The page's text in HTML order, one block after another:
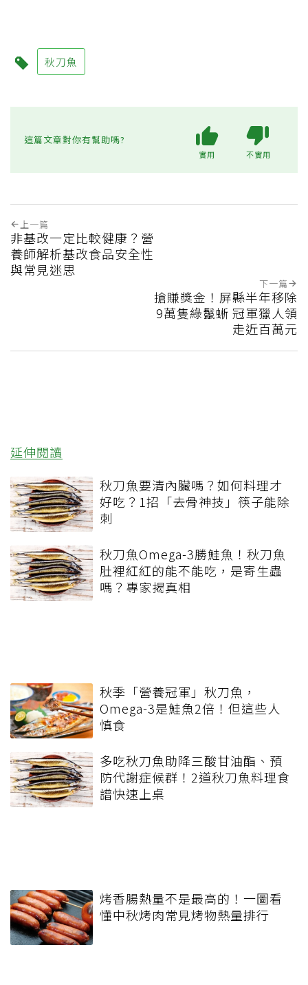
秋刀魚
這篇文章對你有幫助嗎?
實用 不實用
上一篇
非基改一定比較健康？營
養師解析基改食品安全性
與常見迷思
下一篇
搶賺獎金！屏縣半年移除
9萬隻綠鬣蜥 冠軍獵人領
走近百萬元
延伸閱讀
秋刀魚要清內臟嗎？如何料理才
好吃？1招「去骨神技」筷子能除
刺
秋刀魚Omega-3勝鮭魚！秋刀魚
肚裡紅紅的能不能吃，是寄生蟲
嗎？專家揭真相
秋季「營養冠軍」秋刀魚，
Omega-3是鮭魚2倍！但這些人
慎食
多吃秋刀魚助降三酸甘油酯、預
防代謝症候群！2道秋刀魚料理食
譜快速上桌
烤香腸熱量不是最高的！一圖看
懂中秋烤肉常見烤物熱量排行